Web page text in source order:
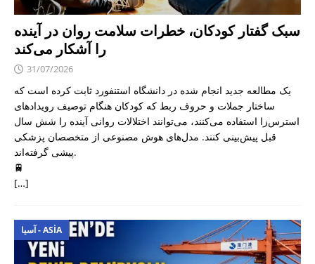
سبک گفتار کودکان، خطرات سلامت روان در آینده
را آشکار می‌کند
31/07/2026
یک مطالعه جدید انجام شده در دانشگاه استنفورد ثابت کرده است که
ساختار جملات و حروف ربط که کودکان هنگام توصیف رویدادهای
استرس‌زا استفاده می‌کنند، می‌توانند اختلالات روانی آینده را شش سال
قبل پیش‌بینی کنند. مدل‌های هوش مصنوعی از متخصصان پزشکی
پیشی گرفته‌اند.
🚆
[…]
آسیا - ASIA